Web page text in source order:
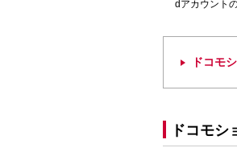
dアカウント
ドコモ
ドコモシ